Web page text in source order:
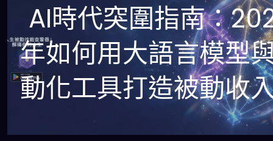
AI時代突圍指南：
年如何用大語言模型
動化工具打造被動收